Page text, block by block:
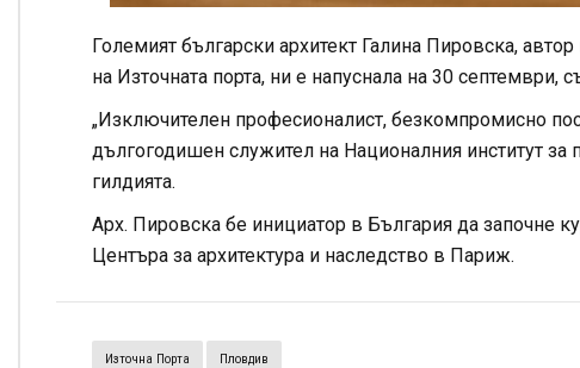
Големият български архитект Галина Пировска,
на Източната порта, ни е напуснала на 30
„Изключителен професионалист, безкомпромисно
дългогодишен служител на Националния институт за
гилдията.
Арх. Пировска бе инициатор в България да започне
Центъра за архитектура и наследство в Париж.
Източна Порта Пловдив